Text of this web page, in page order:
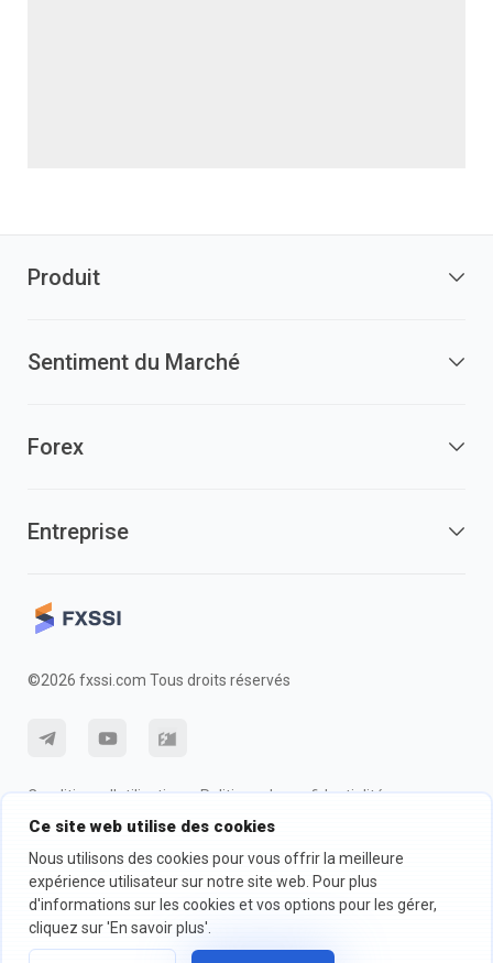
Ce site web utilise des cookies
Nous utilisons des cookies pour vous offrir la meilleure
expérience utilisateur sur notre site web. Pour plus
d'informations sur les cookies et vos options pour les gérer,
cliquez sur 'En savoir plus'.
Produit
Sentiment du Marché
Forex
Entreprise
©2026 fxssi.com Tous droits réservés
Conditions d'utilisation
Politique de confidentialité
Information sur les risques
Politique des cookie
Site Web exploité par FXSSI LTD Numéro d'enregistrement : 13534801
(Angleterre) | 71-75 Shelton Street, London, England, WC2H 9JQ
Nous vous recommandons de demander un conseil financier